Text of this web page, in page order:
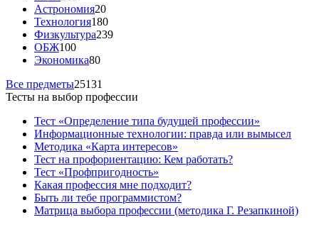
Астрономия20
Технология180
Физкультура239
ОБЖ100
Экономика80
Все предметы25131
Тесты на выбор профессии
Тест «Определение типа будущей профессии»
Информационные технологии: правда или вымысел
Методика «Карта интересов»
Тест на профориентацию: Кем работать?
Тест «Профпригодность»
Какая профессия мне подходит?
Быть ли тебе программистом?
Матрица выбора профессии (методика Г. Резапкиной)